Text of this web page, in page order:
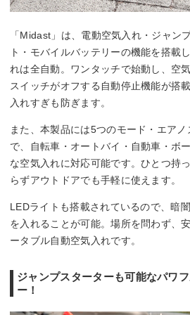
「Midast」は、電動空気入れ・ジャン
ト・モバイルバッテリーの機能を搭載
れは全自動。ワンタッチで始動し、空
スイッチがオフする自動停止機能が搭
入れすぎも防ぎます。
また、本製品には5つのモード・エア
で、自転車・オートバイ・自動車・ボ
な空気入れに対応可能です。ひとつ持
らずアウトドアでも手軽に使えます。
LEDライトも搭載されているので、暗
を入れることが可能。場所を問わず、
ータブル自動空気入れです。
ジャンプスターターも可能なパワ
ー！